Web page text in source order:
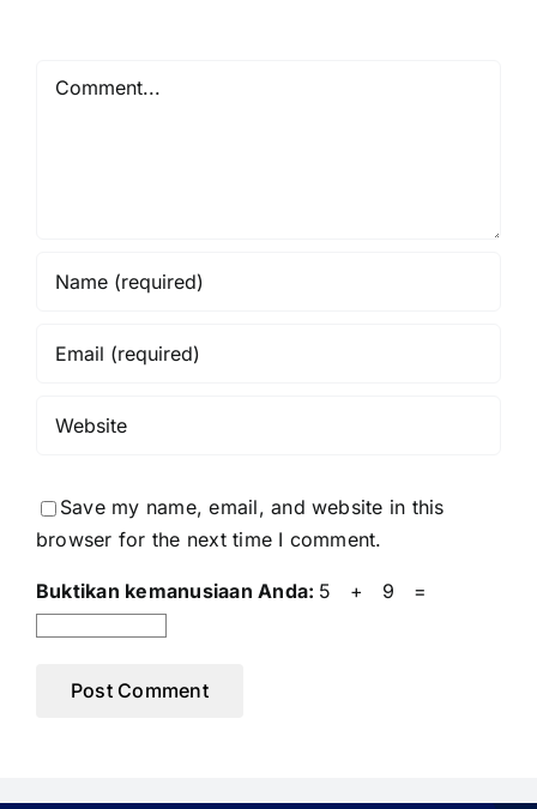
Comment
Save my name, email, and website in this
browser for the next time I comment.
Buktikan kemanusiaan Anda: 5 + 9 =